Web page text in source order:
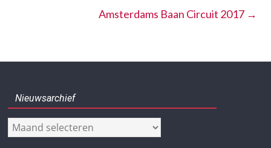
Amsterdams Baan Circuit 2017 →
Nieuwsarchief
Nieuwsarchief